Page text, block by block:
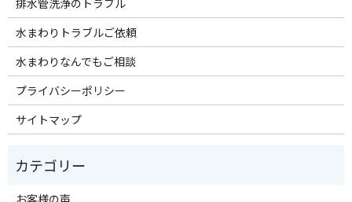
排水管洗浄のトラブル
水まわりトラブルご依頼
水まわりなんでもご相談
プライバシーポリシー
サイトマップ